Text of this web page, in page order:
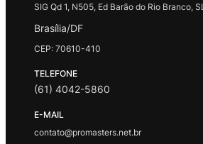
SIG Qd 1, N505, Ed Barão do Rio Branco,
Brasília/DF
CEP: 70610-410
TELEFONE
(61) 4042-5860
E-MAIL
contato@promasters.net.br